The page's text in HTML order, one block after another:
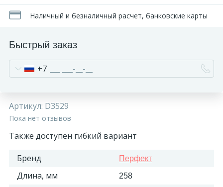
Наличный и безналичный расчет, банковские карты
Быстрый заказ
+7
Артикул: D3529
Пока нет отзывов
Также доступен гибкий вариант
Бренд Перфект
Длина, мм 258